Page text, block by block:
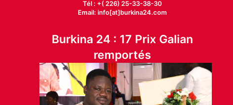
Tél : +( 226) 25-33-38-30
Email: info[at]burkina24.com
Burkina 24 : 17 Prix Galian
remportés